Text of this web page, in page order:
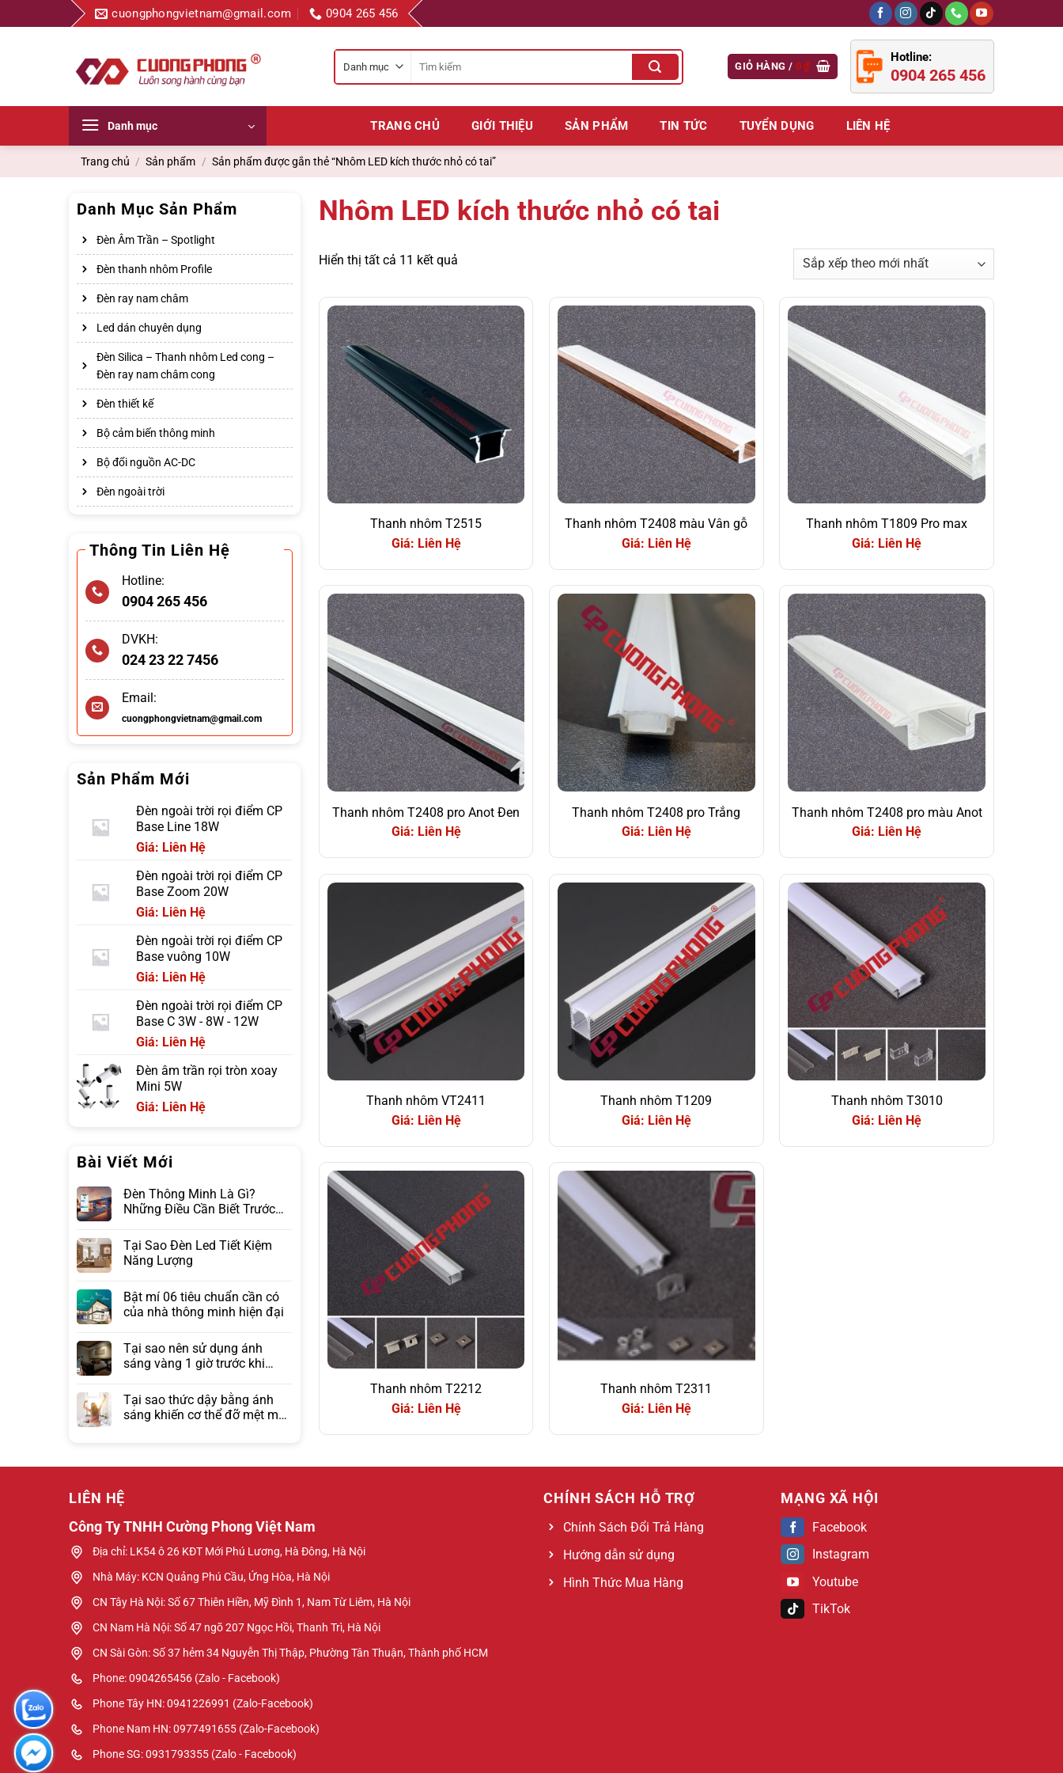
qua
cuongphongvietnam@gmail.com 0904 265 456
kiếm
cho:
GIỎ HÀNG / 0₫
Hotline:
0904 265 456
Danh mục TRANG CHỦ GIỚI THIỆU SẢN PHẨM TIN TỨC TUYỂN DỤNG LIÊN HỆ
Trang chủ / Sản phẩm / Sản phẩm được gắn thẻ “Nhôm LED kích thước nhỏ có tai”
Danh Mục Sản Phẩm
Đèn Âm Trần – Spotlight
Đèn thanh nhôm Profile
Đèn ray nam châm
Led dán chuyên dụng
Đèn Silica – Thanh nhôm Led cong –
Đèn ray nam châm cong
Đèn thiết kế
Bộ cảm biến thông minh
Bộ đổi nguồn AC-DC
Đèn ngoài trời
Thông Tin Liên Hệ
Hotline:
0904 265 456
DVKH:
024 23 22 7456
Email:
cuongphongvietnam@gmail.com
Sản Phẩm Mới
Đèn ngoài trời rọi điểm CP
Base Line 18W
Giá: Liên Hệ
Đèn ngoài trời rọi điểm CP
Base Zoom 20W
Giá: Liên Hệ
Đèn ngoài trời rọi điểm CP
Base vuông 10W
Giá: Liên Hệ
Đèn ngoài trời rọi điểm CP
Base C 3W - 8W - 12W
Giá: Liên Hệ
Đèn âm trần rọi tròn xoay
Mini 5W
Giá: Liên Hệ
Bài Viết Mới
Đèn Thông Minh Là Gì?
Những Điều Cần Biết Trước
Tại Sao Đèn Led Tiết Kiệm
Năng Lượng
Bật mí 06 tiêu chuẩn cần có
của nhà thông minh hiện đại
Tại sao nên sử dụng ánh
sáng vàng 1 giờ trước khi
Tại sao thức dậy bằng ánh
sáng khiến cơ thể đỡ mệt mỏi
Nhôm LED kích thước nhỏ có tai
Hiển thị tất cả 11 kết quả
Thanh nhôm T2515
Giá: Liên Hệ
Thanh nhôm T2408 màu Vân gỗ
Giá: Liên Hệ
Thanh nhôm T1809 Pro max
Giá: Liên Hệ
Thanh nhôm T2408 pro Anot Đen
Giá: Liên Hệ
Thanh nhôm T2408 pro Trắng
Giá: Liên Hệ
Thanh nhôm T2408 pro màu Anot
Giá: Liên Hệ
Thanh nhôm VT2411
Giá: Liên Hệ
Thanh nhôm T1209
Giá: Liên Hệ
Thanh nhôm T3010
Giá: Liên Hệ
Thanh nhôm T2212
Giá: Liên Hệ
Thanh nhôm T2311
Giá: Liên Hệ
LIÊN HỆ
Công Ty TNHH Cường Phong Việt Nam
Địa chỉ: LK54 ô 26 KĐT Mới Phú Lương, Hà Đông, Hà Nội
Nhà Máy: KCN Quảng Phú Cầu, Ứng Hòa, Hà Nội
CN Tây Hà Nội: Số 67 Thiên Hiền, Mỹ Đình 1, Nam Từ Liêm, Hà Nội
CN Nam Hà Nội: Số 47 ngõ 207 Ngọc Hồi, Thanh Trì, Hà Nội
CN Sài Gòn: Số 37 hẻm 34 Nguyễn Thị Thập, Phường Tân Thuận, Thành phố HCM
Phone: 0904265456 (Zalo - Facebook)
Phone Tây HN: 0941226991 (Zalo-Facebook)
Phone Nam HN: 0977491655 (Zalo-Facebook)
Phone SG: 0931793355 (Zalo - Facebook)
CHÍNH SÁCH HỖ TRỢ
Chính Sách Đổi Trả Hàng
Hướng dẫn sử dụng
Hình Thức Mua Hàng
MẠNG XÃ HỘI
Facebook
Instagram
Youtube
TikTok